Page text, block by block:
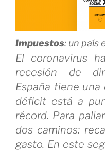
Impuestos: un país
El coronavirus
recesión de
España tiene
déficit está a
récord. Para
dos caminos:
gasto. En este